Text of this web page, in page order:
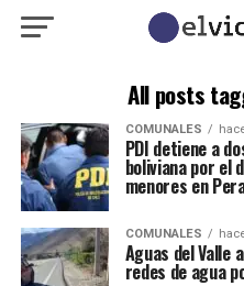
All posts
COMUNALES
PDI detiene a
boliviana por el
menores en
COMUNALES
Aguas del Valle
redes de agua